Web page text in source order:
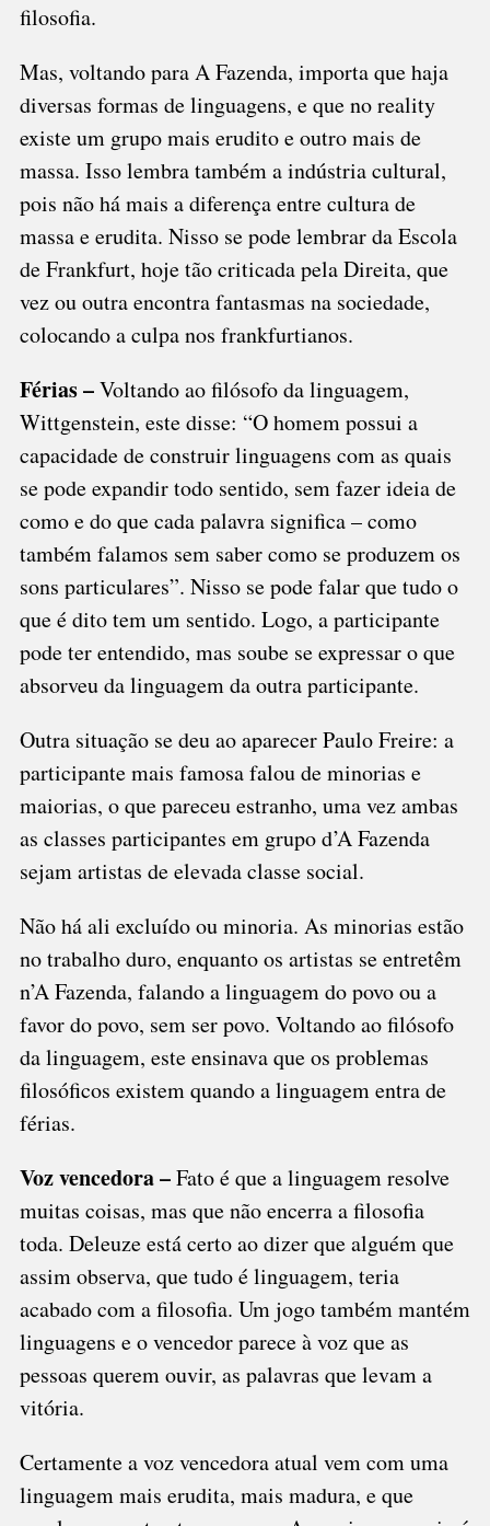
filosofia.
Mas, voltando para A Fazenda, importa que haja
diversas formas de linguagens, e que no reality
existe um grupo mais erudito e outro mais de
massa. Isso lembra também a indústria cultural,
pois não há mais a diferença entre cultura de
massa e erudita. Nisso se pode lembrar da Escola
de Frankfurt, hoje tão criticada pela Direita, que
vez ou outra encontra fantasmas na sociedade,
colocando a culpa nos frankfurtianos.
Férias –Voltando ao filósofo da linguagem,
Wittgenstein, este disse: “O homem possui a
capacidade de construir linguagens com as quais
se pode expandir todo sentido, sem fazer ideia de
como e do que cada palavra significa – como
também falamos sem saber como se produzem os
sons particulares”. Nisso se pode falar que tudo o
que é dito tem um sentido. Logo, a participante
pode ter entendido, mas soube se expressar o que
absorveu da linguagem da outra participante.
Outra situação se deu ao aparecer Paulo Freire: a
participante mais famosa falou de minorias e
maiorias, o que pareceu estranho, uma vez ambas
as classes participantes em grupo d’A Fazenda
sejam artistas de elevada classe social.
Não há ali excluído ou minoria. As minorias estão
no trabalho duro, enquanto os artistas se entretêm
n’A Fazenda, falando a linguagem do povo ou a
favor do povo, sem ser povo. Voltando ao filósofo
da linguagem, este ensinava que os problemas
filosóficos existem quando a linguagem entra de
férias.
Voz vencedora –Fato é que a linguagem resolve
muitas coisas, mas que não encerra a filosofia
toda. Deleuze está certo ao dizer que alguém que
assim observa, que tudo é linguagem, teria
acabado com a filosofia. Um jogo também mantém
linguagens e o vencedor parece à voz que as
pessoas querem ouvir, as palavras que levam a
vitória.
Certamente a voz vencedora atual vem com uma
linguagem mais erudita, mais madura, e que